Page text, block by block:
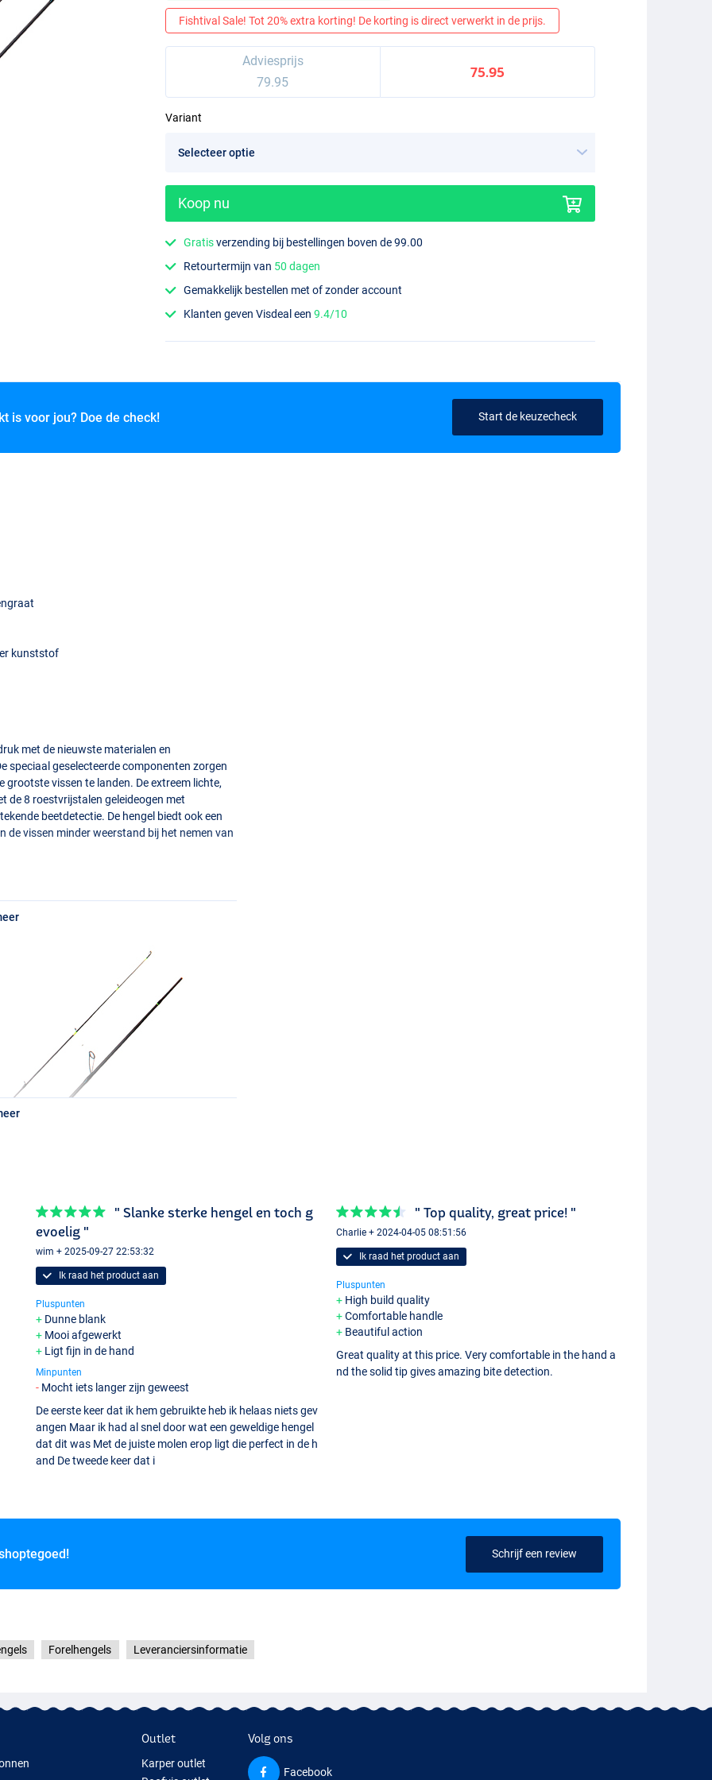
Fishtival Sale! Tot 20% extra korting! De korting is direct verwerkt in de prijs.
Adviesprijs
79.95
75.95
Variant
Koop nu
Gratisverzending bij bestellingen boven de 99.00
Retourtermijn van 50 dagen
Gemakkelijk bestellen met of zonder account
Klanten geven Visdeal een9.4/10
is voor jou? Doe de check! Start de keuzecheck
kunststof
met de nieuwste materialen en
speciaal geselecteerde componenten zorgen
grootste vissen te landen. De extreem lichte,
de 8 roestvrijstalen geleideogen met
beetdetectie. De hengel biedt ook een
de vissen minder weerstand bij het nemen van
" Slanke sterke hengel en toch g
evoelig "
wim + 2025-09-27 22:53:32
Ik raad het product aan
Pluspunten
Dunne blank
Mooi afgewerkt
Ligt fijn in de hand
Minpunten
Mocht iets langer zijn geweest
De eerste keer dat ik hem gebruikte heb ik helaas niets gev
angen Maar ik had al snel door wat een geweldige hengel
dat dit was Met de juiste molen erop ligt die perfect in de h
and De tweede keer dat i
" Top quality, great price! "
Charlie + 2024-04-05 08:51:56
Ik raad het product aan
Pluspunten
High build quality
Comfortable handle
Beautiful action
Great quality at this price. Very comfortable in the hand a
nd the solid tip gives amazing bite detection.
Schrijf een review
Forelhengels Leveranciersinformatie
Outlet
Karper outlet
Volg ons
Facebook